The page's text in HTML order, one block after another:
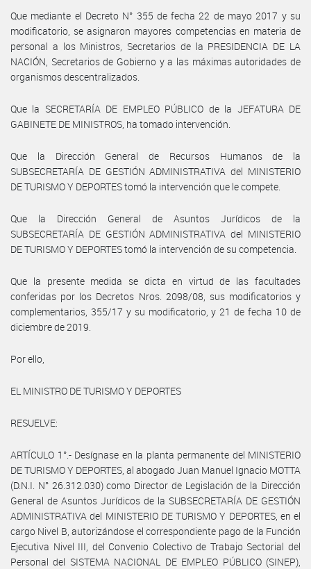
Que mediante el Decreto N° 355 de fecha 22 de mayo 2017 y su
modificatorio, se asignaron mayores competencias en materia de
personal a los Ministros, Secretarios de la PRESIDENCIA DE LA
NACIÓN, Secretarios de Gobierno y a las máximas autoridades de
organismos descentralizados.
Que la SECRETARÍA DE EMPLEO PÚBLICO de la JEFATURA DE
GABINETE DE MINISTROS, ha tomado intervención.
Que la Dirección General de Recursos Humanos de la
SUBSECRETARÍA DE GESTIÓN ADMINISTRATIVA del MINISTERIO
DE TURISMO Y DEPORTES tomó la intervención que le compete.
Que la Dirección General de Asuntos Jurídicos de la
SUBSECRETARÍA DE GESTIÓN ADMINISTRATIVA del MINISTERIO
DE TURISMO Y DEPORTES tomó la intervención de su competencia.
Que la presente medida se dicta en virtud de las facultades
conferidas por los Decretos Nros. 2098/08, sus modificatorios y
complementarios, 355/17 y su modificatorio, y 21 de fecha 10 de
diciembre de 2019.
Por ello,
EL MINISTRO DE TURISMO Y DEPORTES
RESUELVE:
ARTÍCULO 1°.- Desígnase en la planta permanente del MINISTERIO
DE TURISMO Y DEPORTES, al abogado Juan Manuel Ignacio MOTTA
(D.N.I. N° 26.312.030) como Director de Legislación de la Dirección
General de Asuntos Jurídicos de la SUBSECRETARÍA DE GESTIÓN
ADMINISTRATIVA del MINISTERIO DE TURISMO Y DEPORTES, en el
cargo Nivel B, autorizándose el correspondiente pago de la Función
Ejecutiva Nivel III, del Convenio Colectivo de Trabajo Sectorial del
Personal del SISTEMA NACIONAL DE EMPLEO PÚBLICO (SINEP),